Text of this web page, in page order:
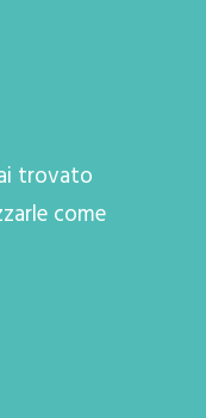
trovato
come